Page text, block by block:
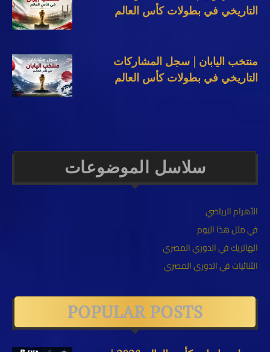
التاريخي في بطولات كأس العالم
منتخب اليابان | سجل المشاركات
التاريخي في بطولات كأس العالم
سلاسل الموضوعات
الأهرام الرياضي
في مثل هذا اليوم
الهاتريك في الدوري المصري
الثنائيات في الدوري المصري
POPULAR POSTS